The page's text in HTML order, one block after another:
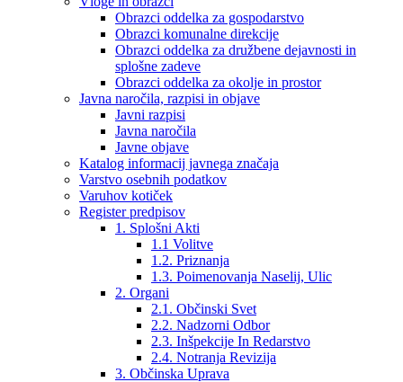
Obrazci oddelka za gospodarstvo
Obrazci komunalne direkcije
Obrazci oddelka za družbene dejavnosti in
splošne zadeve
Obrazci oddelka za okolje in prostor
Javna naročila, razpisi in objave
Javni razpisi
Javna naročila
Javne objave
Katalog informacij javnega značaja
Varstvo osebnih podatkov
Varuhov kotiček
Register predpisov
1. Splošni Akti
1.1 Volitve
1.2. Priznanja
1.3. Poimenovanja Naselij, Ulic
2. Organi
2.1. Občinski Svet
2.2. Nadzorni Odbor
2.3. Inšpekcije In Redarstvo
2.4. Notranja Revizija
3. Občinska Uprava